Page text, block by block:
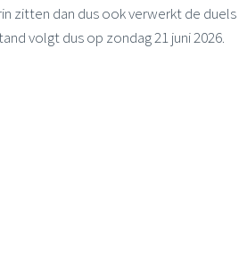
zitten dan dus ook verwerkt de
volgt dus op zondag 21 juni 2026.